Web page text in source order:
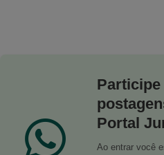
Participe
Portal
Ao entrar você